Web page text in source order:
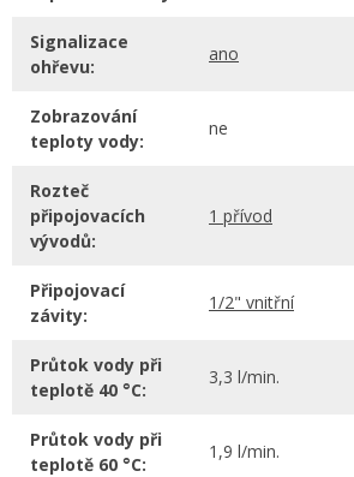
Signalizace
ohřevu:
ano
Zobrazování
teploty vody:
ne
Rozteč
připojovacích
vývodů:
1 přívod
Připojovací
závity:
1/2" vnitřní
Průtok vody při
teplotě 40 °C:
3,3 l/min.
Průtok vody při
teplotě 60 °C:
1,9 l/min.